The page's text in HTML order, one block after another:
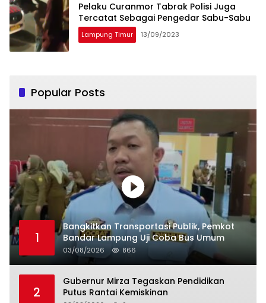
Pelaku Curanmor Tabrak Polisi Juga
Tercatat Sebagai Pengedar Sabu-Sabu
Lampung Timur 13/09/2023
Popular Posts
1
Bangkitkan Transportasi Publik, Pemkot
Bandar Lampung Uji Coba Bus Umum
03/08/2026 866
2
Gubernur Mirza Tegaskan Pendidikan
Putus Rantai Kemiskinan